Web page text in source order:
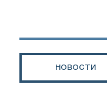
стали
НОВОСТИ